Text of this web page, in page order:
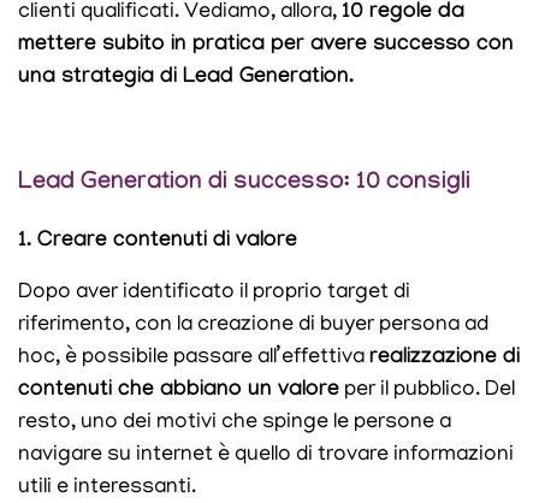
clienti qualificati. Vediamo, allora, 10 regole da
mettere subito in pratica per avere successo con
una strategia di Lead Generation.
Lead Generation di successo: 10 consigli
1. Creare contenuti di valore
Dopo aver identificato il proprio target di
riferimento, con la creazione di buyer persona ad
hoc, è possibile passare all’effettiva realizzazione di
contenuti che abbiano un valore per il pubblico. Del
resto, uno dei motivi che spinge le persone a
navigare su internet è quello di trovare informazioni
utili e interessanti.